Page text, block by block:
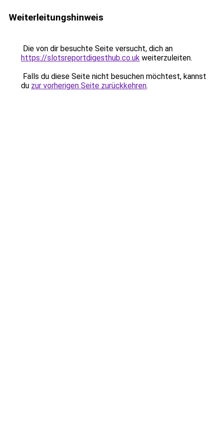
Weiterleitungshinweis
Die von dir besuchte Seite versucht, dich an
https://slotsreportdigesthub.co.uk weiterzuleiten.
Falls du diese Seite nicht besuchen möchtest, kannst
du zur vorherigen Seite zurückkehren.